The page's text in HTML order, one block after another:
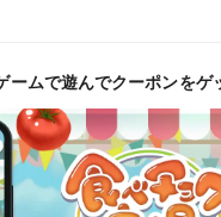
ームで遊んでクーポンをゲ